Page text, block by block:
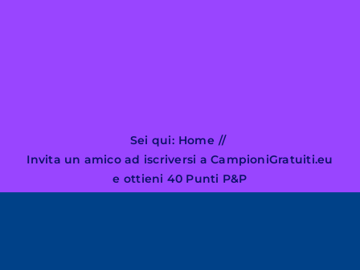
Sei qui: Home
Invita un amico ad iscriversi a CampioniGratuiti.eu
e ottieni 40 Punti P&P